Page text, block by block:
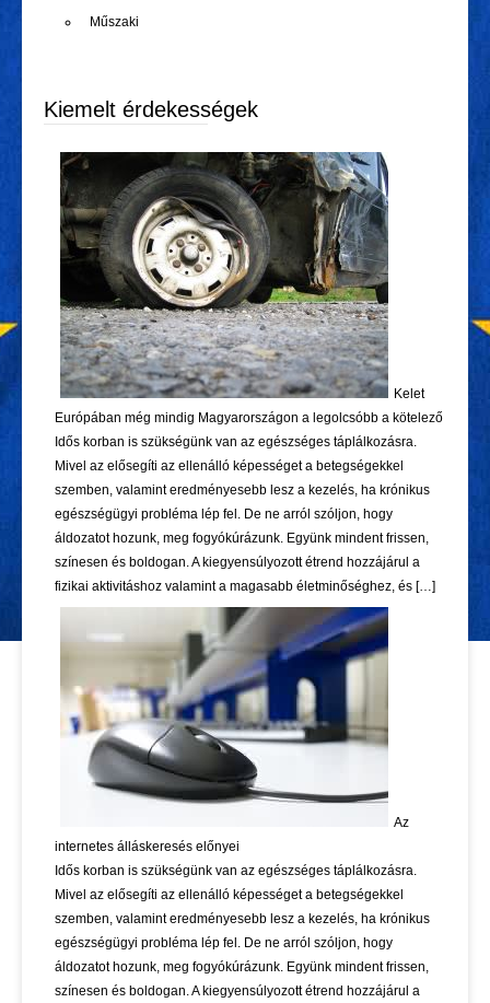
Műszaki
Kiemelt érdekességek
Kelet
Európában még mindig Magyarországon a legolcsóbb a kötelező
Idős korban is szükségünk van az egészséges táplálkozásra.
Mivel az elősegíti az ellenálló képességet a betegségekkel
szemben, valamint eredményesebb lesz a kezelés, ha krónikus
egészségügyi probléma lép fel. De ne arról szóljon, hogy
áldozatot hozunk, meg fogyókúrázunk. Együnk mindent frissen,
színesen és boldogan. A kiegyensúlyozott étrend hozzájárul a
fizikai aktivitáshoz valamint a magasabb életminőséghez, és […]
Az
internetes álláskeresés előnyei
Idős korban is szükségünk van az egészséges táplálkozásra.
Mivel az elősegíti az ellenálló képességet a betegségekkel
szemben, valamint eredményesebb lesz a kezelés, ha krónikus
egészségügyi probléma lép fel. De ne arról szóljon, hogy
áldozatot hozunk, meg fogyókúrázunk. Együnk mindent frissen,
színesen és boldogan. A kiegyensúlyozott étrend hozzájárul a